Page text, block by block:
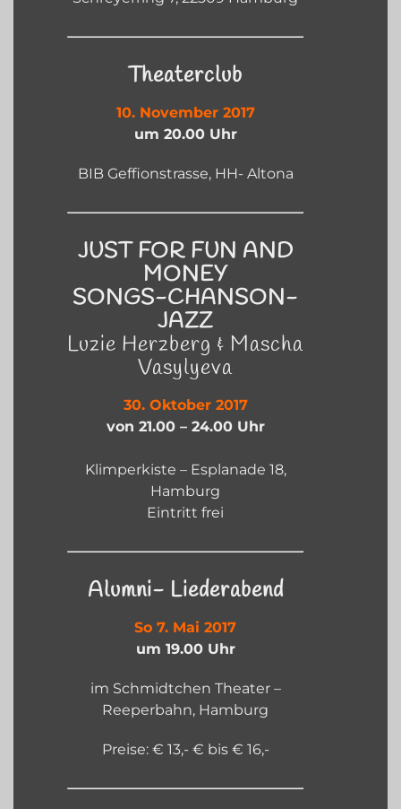
Theaterclub
10. November 2017
um 20.00 Uhr
BIB Geffionstrasse, HH- Altona
JUST FOR FUN AND
MONEY
SONGS-CHANSON-
JAZZ
Luzie Herzberg & Mascha
Vasylyeva
30. Oktober 2017
von 21.00 – 24.00 Uhr
Klimperkiste – Esplanade 18,
Hamburg
Eintritt frei
Alumni- Liederabend
So 7. Mai 2017
um 19.00 Uhr
im Schmidtchen Theater –
Reeperbahn, Hamburg
Preise: € 13,- € bis € 16,-